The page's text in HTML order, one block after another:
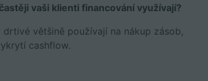
vaši klienti financování využívají?
většině používají na nákup zásob,
cashflow.